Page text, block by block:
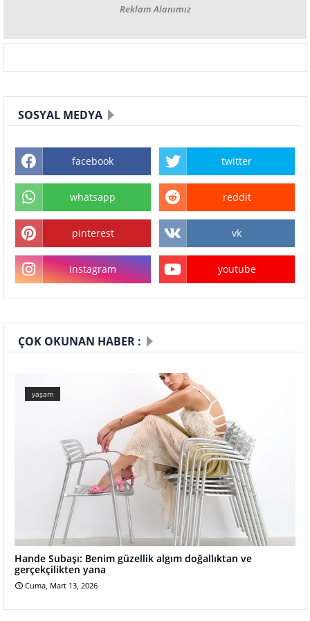
Reklam Alanımız
SOSYAL MEDYA
facebook twitter
whatsapp reddit
pinterest vk
instagram youtube
ÇOK OKUNAN HABER :
yaşam
Hande Subaşı: Benim güzellik algım doğallıktan ve
gerçekçilikten yana
Cuma, Mart 13, 2026